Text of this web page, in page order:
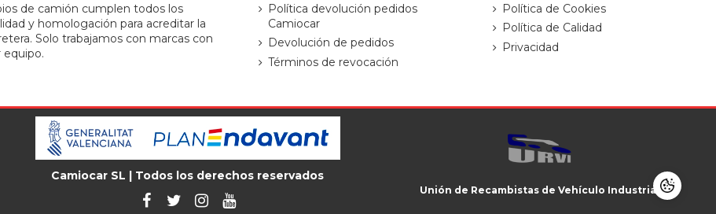
de camión cumplen todos los
y homologación para acreditar la
Solo trabajamos con marcas con
equipo.
Política devolución pedidos
Camiocar
Devolución de pedidos
Términos de revocación
Política de Cookies
Política de Calidad
Privacidad
Camiocar SL | Todos los derechos reservados
Unión de Recambistas de Vehículo Industrial